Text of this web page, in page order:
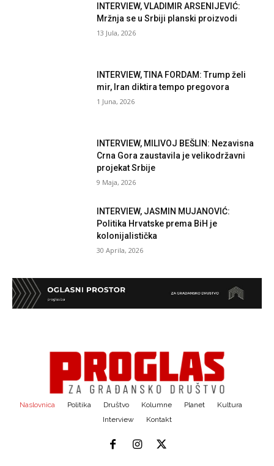
INTERVIEW, VLADIMIR ARSENIJEVIĆ:
Mržnja se u Srbiji planski proizvodi
13 Jula, 2026
INTERVIEW, TINA FORDAM: Trump želi
mir, Iran diktira tempo pregovora
1 Juna, 2026
INTERVIEW, MILIVOJ BEŠLIN: Nezavisna
Crna Gora zaustavila je velikodržavni
projekat Srbije
9 Maja, 2026
INTERVIEW, JASMIN MUJANOVIĆ:
Politika Hrvatske prema BiH je
kolonijalistička
30 Aprila, 2026
Naslovnica Politika Društvo Kolumne Planet
Kultura
Interview
Kontakt